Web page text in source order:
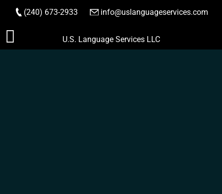
Saltar
(240) 673-2933 info@uslanguageservices.com
HACER PEDIDO
U.S. Language Services LLC